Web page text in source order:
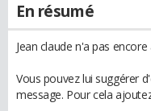
En résumé
Jean claude n'a pas
Vous pouvez lui suggérer
message. Pour cela